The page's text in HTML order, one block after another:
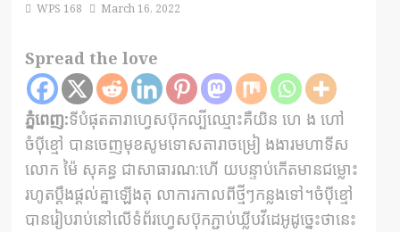
WPS 168 March 16, 2022
Spread the love
ភ្នំពេញ:ទីបំផុតតារាហ្វេសប៊ុកល្បីឈ្មោះគឺយិន ហេ ង ហៅ
ចំប៉ីខ្មៅ បានចេញមុខសូមទោសតារាចម្រៀ ងងារមហាទីស
លោក ម៉ៃ សុគន្ធ ជាសាធារណ:ហើ យបន្ទាប់កើតមានជម្លោះ
រហូតប្តឹងផ្តល់គ្នាឡើងតុ លាការកាលពីថ្មីៗកន្លងទៅ។ចំប៉ីខ្មៅ
បានរៀបរាប់នៅលើទំព័រហ្វេសប៊ុកភ្ជាប់ឃ្លីបវីដេអូដូច្នេះថានេះ